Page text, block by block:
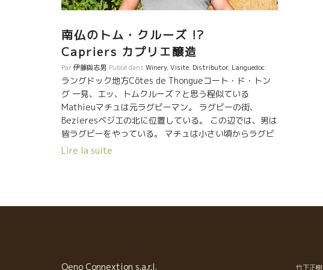
南仏のトム・クルーズ !?
Capriers カプリエ醸造
Par伊藤與志男 Publié dans Winery,Visite, Distributor, Languedoc
ラングドック地方Côtes de Thongueコート・ド・トン
グ 一見、エッ、トムクルーズ？と思う程似ている
Mathieuマチュは元ラグビーマン。 ラグビーの街、
Bezieresベジエの北に位置している。 この辺では、男は
皆ラグビーをやっている。 マチュは小さい頃からラグビ
ーをやっていたので、トム・クルーズにしてはやや体が
た。自分達が生活するために地球を汚すようなことはし
Lire la suite
Oeno Connextion s.a.r.l.
竹下正樹